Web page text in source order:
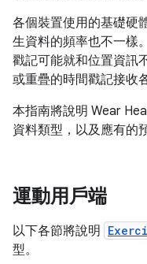
各個裝置使用的基礎硬
生資料的頻率也不一樣
戳記可能就和位置資訊
或重疊的時間戳記接收
本指南將說明 Wear
資料類型，以及應有的
運動用戶端
以下各節將說明
型。